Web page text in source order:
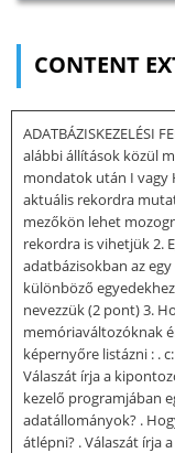
CONTENT
ADATBÁZISKEZELÉSI
alábbi állítások közül
mondatok után I vagy
aktuális rekordra
mezőkön lehet
rekordra is vihetjük 2.
adatbázisokban az
különböző
nevezzük (2 pont) 3.
memóriaváltozóknak
képernyőre listázni : .
Válaszát írja a
kezelő programjában
adatállományok? .
átlépni? . Válaszát írja